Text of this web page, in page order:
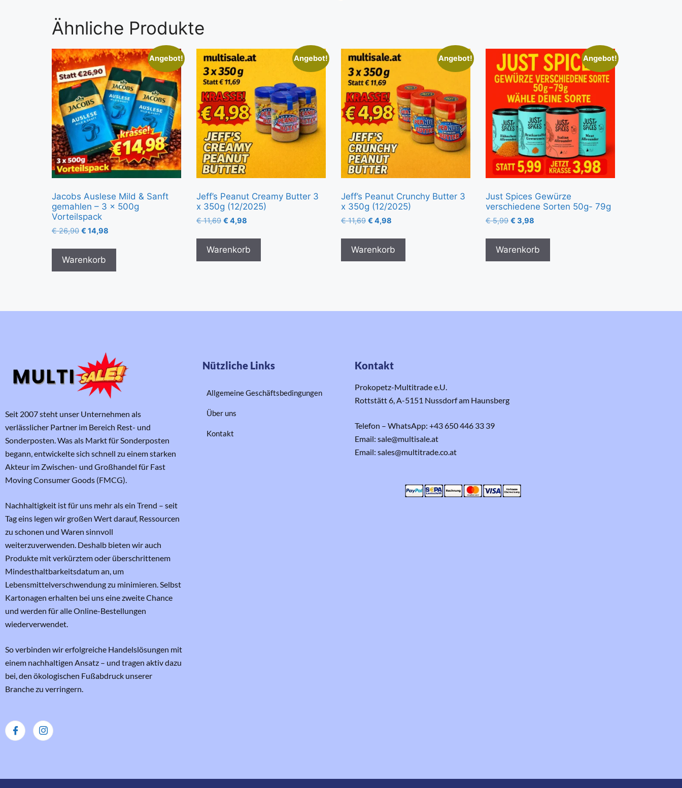
Ähnliche Produkte
Angebot!
Jacobs Auslese Mild & Sanft
gemahlen – 3 x 500g
Vorteilspack
€26,90 € 14,98
Warenkorb
Angebot!
Jeff’s Peanut Creamy Butter 3
x 350g (12/2025)
€11,69 € 4,98
Warenkorb
Angebot!
Jeff’s Peanut Crunchy Butter 3
x 350g (12/2025)
€11,69 € 4,98
Warenkorb
Angebot!
Just Spices Gewürze
verschiedene Sorten 50g- 79g
€5,99 € 3,98
Warenkorb
Seit 2007 steht unser Unternehmen als
verlässlicher Partner im Bereich Rest- und
Sonderposten. Was als Markt für Sonderposten
begann, entwickelte sich schnell zu einem starken
Akteur im Zwischen- und Großhandel für Fast
Moving Consumer Goods (FMCG).
Nachhaltigkeit ist für uns mehr als ein Trend – seit
Tag eins legen wir großen Wert darauf, Ressourcen
zu schonen und Waren sinnvoll
weiterzuverwenden. Deshalb bieten wir auch
Produkte mit verkürztem oder überschrittenem
Mindesthaltbarkeitsdatum an, um
Lebensmittelverschwendung zu minimieren. Selbst
Kartonagen erhalten bei uns eine zweite Chance
und werden für alle Online-Bestellungen
wiederverwendet.
So verbinden wir erfolgreiche Handelslösungen mit
einem nachhaltigen Ansatz – und tragen aktiv dazu
bei, den ökologischen Fußabdruck unserer
Branche zu verringern.
Nützliche Links
Allgemeine Geschäftsbedingungen
Über uns
Kontakt
Kontakt
Prokopetz-Multitrade e.U.
Rottstätt 6, A-5151 Nussdorf am Haunsberg
Telefon – WhatsApp: +43 650 446 33 39
Email: sale@multisale.at
Email: sales@multitrade.co.at